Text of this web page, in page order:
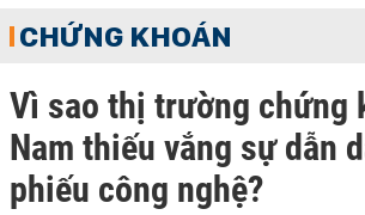
CHỨNG KHOÁN
Vì sao thị trường chứng
Nam thiếu vắng sự dẫn
phiếu công nghệ?